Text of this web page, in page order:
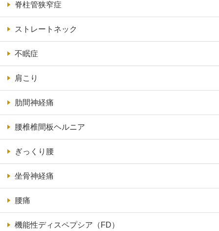
脊柱管狭窄症
ストレートネック
不眠症
肩こり
肋間神経痛
腰椎椎間板ヘルニア
ぎっくり腰
坐骨神経痛
腰痛
機能性ディスペプシア（FD）